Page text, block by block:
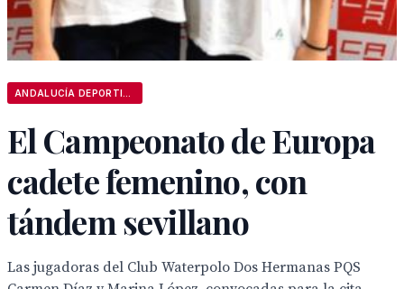
El Campeonato de Europa
cadete femenino, con
tándem sevillano
Las jugadoras del Club Waterpolo Dos Hermanas PQS